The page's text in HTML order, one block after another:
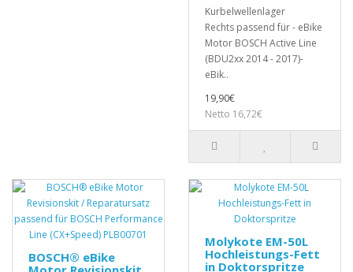
Kurbelwellenlager
Rechts passend für - eBike
Motor BOSCH Active Line
(BDU2xx 2014 - 2017)-
eBik..
19,90€
Netto 16,72€
BOSCH® eBike
Molykote EM-50L
Hochleistungs-Fett
in Doktorspritze